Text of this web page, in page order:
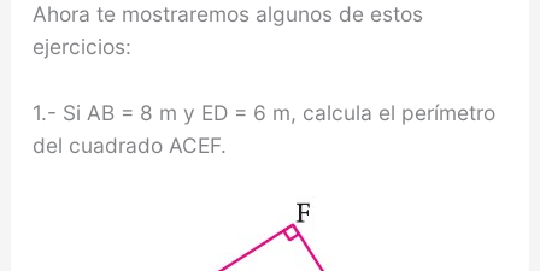
Ahora te mostraremos algunos de estos
ejercicios:
1.- Si AB = 8 m y ED = 6 m, calcula el perímetro
del cuadrado ACEF.